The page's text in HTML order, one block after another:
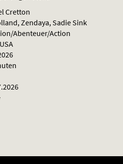
Cretton
Zendaya, Sadie Sink
Abenteuer/Action
USA